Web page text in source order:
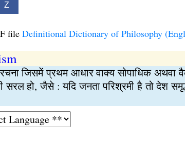
Z
file Definitional Dictionary of Philosophy
जिसमें प्रथम आधार वाक्य सोपाधिक अथवा
सरल हो, जैसे : यदि जनता परिश्रमी है तो देश